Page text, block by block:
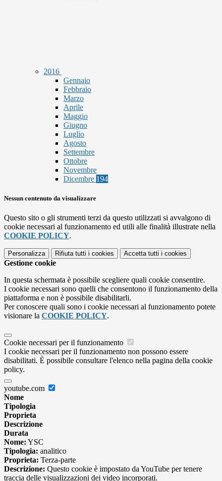
2016
Gennaio
Febbraio
Marzo
Aprile
Maggio
Giugno
Luglio
Agosto
Settembre
Ottobre
Novembre
Dicembre 194
Nessun contenuto da visualizzare
Questo sito o gli strumenti terzi da questo utilizzati si avvalgono di
cookie necessari al funzionamento ed utili alle finalità illustrate nella
COOKIE POLICY.
Personalizza Rifiuta tutti i cookies Accetta tutti i cookies
Gestione cookie
In questa schermata è possibile scegliere quali cookie consentire.
I cookie necessari sono quelli che consentono il funzionamento della
piattaforma e non è possibile disabilitarli.
Per conoscere quali sono i cookie necessari al funzionamento potete
visionare la COOKIE POLICY.
Cookie necessari per il funzionamento
I cookie necessari per il funzionamento non possono essere
disabilitati. È possibile consultare l'elenco nella pagina della cookie
policy.
youtube.com
Nome
Tipologia
Proprieta
Descrizione
Durata
Nome: YSC
Tipologia: analitico
Proprieta: Terza-parte
Descrizione: Questo cookie è impostato da YouTube per tenere
traccia delle visualizzazioni dei video incorporati.